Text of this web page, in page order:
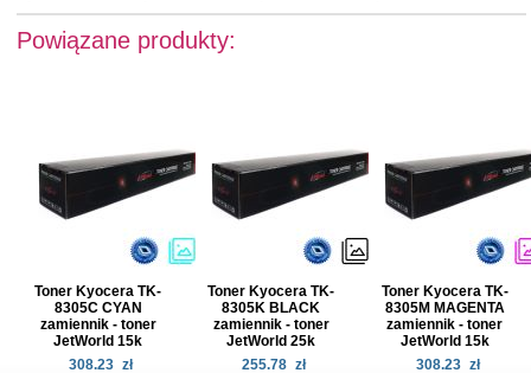
Powiązane produkty:
Toner Kyocera TK-
8305C CYAN
zamiennik - toner
JetWorld 15k
308.23 zł
Toner Kyocera TK-
8305K BLACK
zamiennik - toner
JetWorld 25k
255.78 zł
Toner Kyocera TK-
8305M MAGENTA
zamiennik - toner
JetWorld 15k
308.23 zł